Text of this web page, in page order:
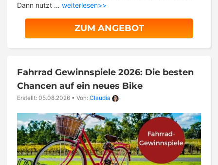
Dann nutzt … weiterlesen>>
ZUM ANGEBOT
Fahrrad Gewinnspiele 2026: Die besten
Chancen auf ein neues Bike
Erstellt: 05.08.2026 • Von: Claudia